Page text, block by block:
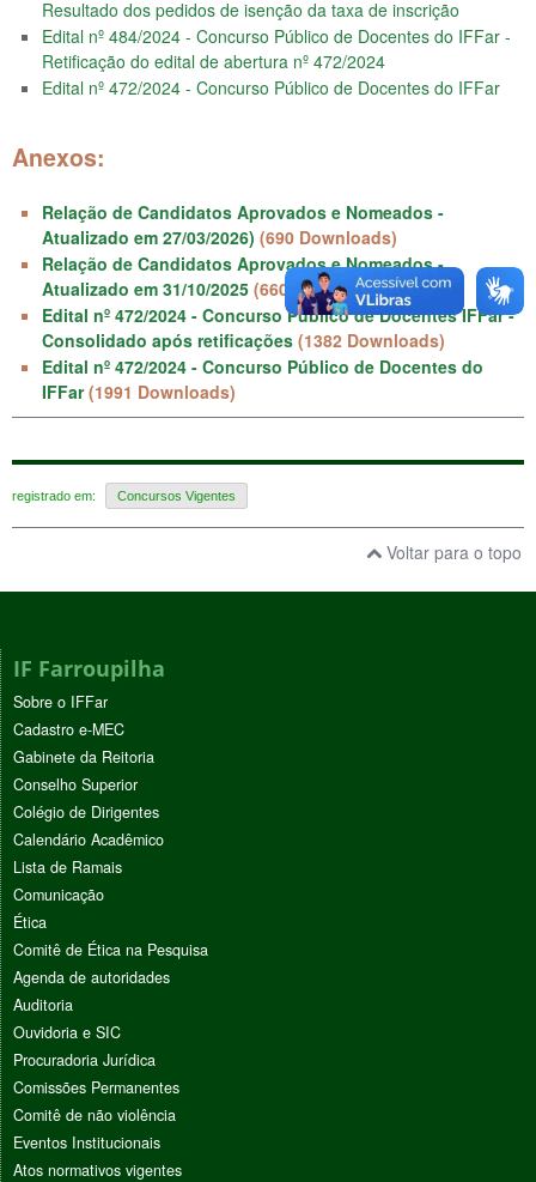
Resultado dos pedidos de isenção da taxa de inscrição
Edital nº 484/2024 - Concurso Público de Docentes do IFFar -
Retificação do edital de abertura nº 472/2024
Edital nº 472/2024 - Concurso Público de Docentes do IFFar
Anexos:
Relação de Candidatos Aprovados e Nomeados -
Atualizado em 27/03/2026) (690 Downloads)
Relação de Candidatos Aprovados e Nomeados -
Atualizado em 31/10/2025 (660 Downloads)
Edital nº 472/2024 - Concurso Público de Docentes IFFar -
Consolidado após retificações (1382 Downloads)
Edital nº 472/2024 - Concurso Público de Docentes do
IFFar (1991 Downloads)
registrado em: Concursos Vigentes
Voltar para o topo
IF Farroupilha
Sobre o IFFar
Cadastro e-MEC
Gabinete da Reitoria
Conselho Superior
Colégio de Dirigentes
Calendário Acadêmico
Lista de Ramais
Comunicação
Ética
Comitê de Ética na Pesquisa
Agenda de autoridades
Auditoria
Ouvidoria e SIC
Procuradoria Jurídica
Comissões Permanentes
Comitê de não violência
Eventos Institucionais
Atos normativos vigentes